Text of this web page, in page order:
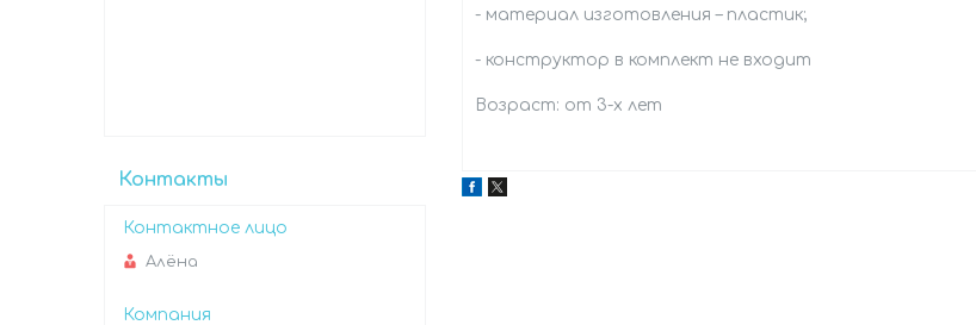
- материал изготовления – пластик;
- конструктор в комплект не входит
Возраст: от 3-х лет
Контакты
Алёна